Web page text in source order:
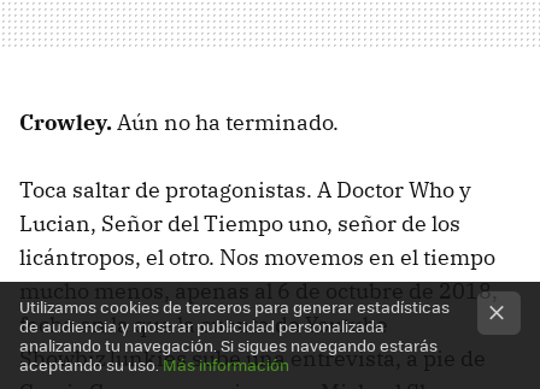
Crowley.Aún no ha terminado.
Toca saltar de protagonistas. A Doctor Who y
Lucian, Señor del Tiempo uno, señor de los
licántropos, el otro. Nos movemos en el tiempo
mucho menos, apenas al 6 de octubre de 2018,
fecha en la que la cuenta de Youtube
ShowbizJunkies sube una entrevista, a pie de
Utilizamos cookies de terceros para generar estadísticas
de audiencia y mostrar publicidad personalizada
analizando tu navegación. Si sigues navegando estarás
aceptando su uso.Más información